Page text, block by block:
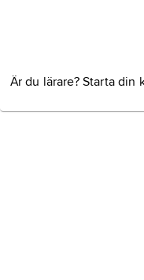
Inget
Är du lärare? Starta din